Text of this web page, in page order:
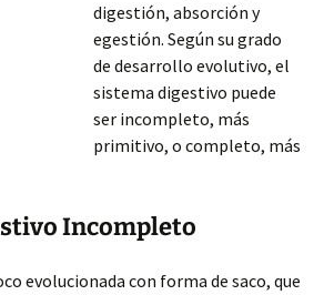
digestión, absorción y
egestión. Según su grado
de desarrollo evolutivo, el
sistema digestivo puede
ser incompleto, más
primitivo, o completo, más
Incompleto
evolucionada con forma de saco, que